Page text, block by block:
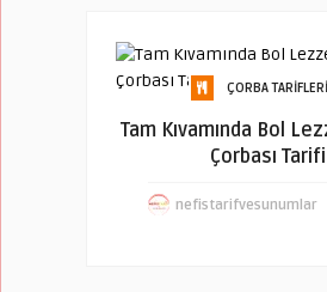
ÇORBA TARIFLERI
Tam Kıvamında Bol
Çorbası Tarifi
nefistarifvesunumlar